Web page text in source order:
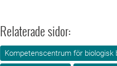
Relaterade sidor:
Kompetenscentrum för biologisk